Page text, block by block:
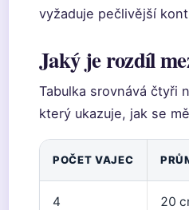
vyžaduje pečlivější
Jaký je rozdíl
Tabulka srovnává čtyři
který ukazuje, jak se
POČET VAJEC
4 20